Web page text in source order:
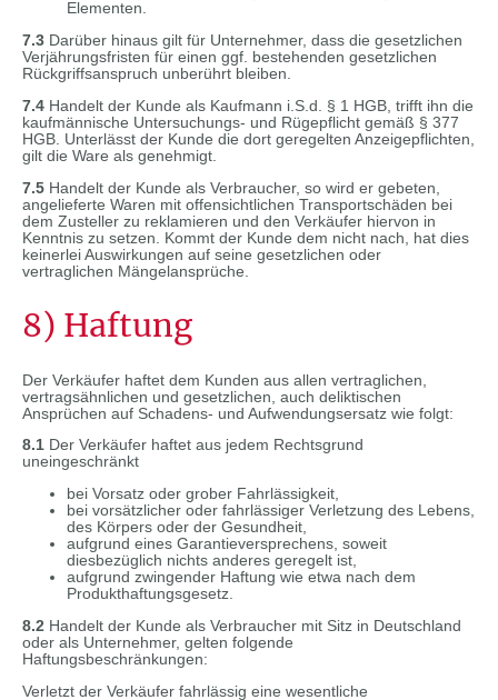
Elementen.
7.3 Darüber hinaus gilt für Unternehmer, dass die gesetzlichen
Verjährungsfristen für einen ggf. bestehenden gesetzlichen
Rückgriffsanspruch unberührt bleiben.
7.4 Handelt der Kunde als Kaufmann i.S.d. § 1 HGB, trifft ihn die
kaufmännische Untersuchungs- und Rügepflicht gemäß § 377
HGB. Unterlässt der Kunde die dort geregelten Anzeigepflichten,
gilt die Ware als genehmigt.
7.5 Handelt der Kunde als Verbraucher, so wird er gebeten,
angelieferte Waren mit offensichtlichen Transportschäden bei
dem Zusteller zu reklamieren und den Verkäufer hiervon in
Kenntnis zu setzen. Kommt der Kunde dem nicht nach, hat dies
keinerlei Auswirkungen auf seine gesetzlichen oder
vertraglichen Mängelansprüche.
8) Haftung
Der Verkäufer haftet dem Kunden aus allen vertraglichen,
vertragsähnlichen und gesetzlichen, auch deliktischen
Ansprüchen auf Schadens- und Aufwendungsersatz wie folgt:
8.1 Der Verkäufer haftet aus jedem Rechtsgrund
uneingeschränkt
bei Vorsatz oder grober Fahrlässigkeit,
bei vorsätzlicher oder fahrlässiger Verletzung des Lebens,
des Körpers oder der Gesundheit,
aufgrund eines Garantieversprechens, soweit
diesbezüglich nichts anderes geregelt ist,
aufgrund zwingender Haftung wie etwa nach dem
Produkthaftungsgesetz.
8.2 Handelt der Kunde als Verbraucher mit Sitz in Deutschland
oder als Unternehmer, gelten folgende
Haftungsbeschränkungen:
Verletzt der Verkäufer fahrlässig eine wesentliche